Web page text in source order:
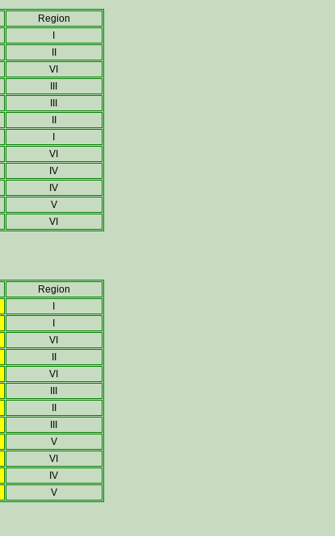
Region
VI
VI
IV
IV
V
VI
Region
VI
VI
V
VI
IV
V